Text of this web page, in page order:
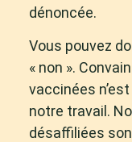
dénoncée.
Vous pouvez
« non ».
vaccinées
notre travail.
désaffiliées